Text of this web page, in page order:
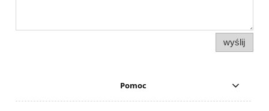
wyślij
Pomoc